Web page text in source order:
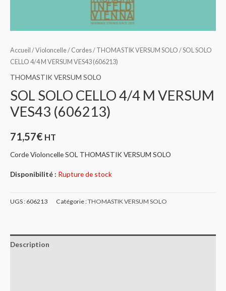
Accueil /Violoncelle/ Cordes/ THOMASTIK VERSUM SOLO / SOL SOLO
CELLO 4/4 M VERSUM VES43 (606213)
THOMASTIK VERSUM SOLO
SOL SOLO CELLO 4/4 M VERSUM
VES43 (606213)
71,57€ HT
Corde Violoncelle SOL THOMASTIK VERSUM SOLO
Disponibilité : Rupture de stock
UGS : 606213 Catégorie :THOMASTIK VERSUM SOLO
Description